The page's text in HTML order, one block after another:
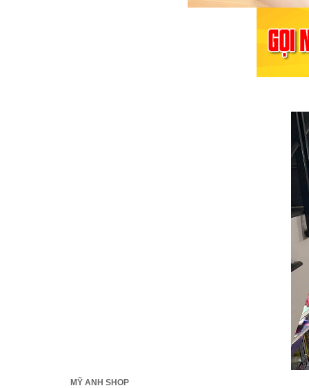
MỸ ANH SHOP